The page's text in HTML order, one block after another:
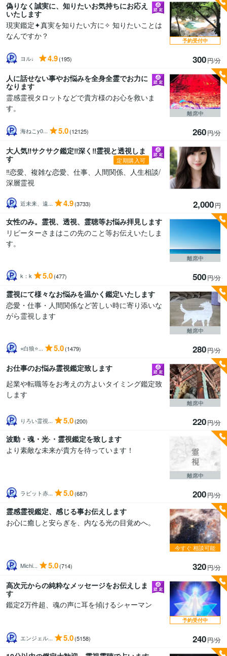
偽りなく誠実に、知りたいお気持ちにお応え
いたします
現実鑑定✦真実を知りたい方に✧ 知りたいことは
なんですか？
ヨル♩ 4.9(195) 300円/分
予約受付中
人に話せない事やお悩みを全身全霊でお力に
なります
霊感霊視タロットなどで貴方様のお心を救いま
す。
海ねこy0... 5.0(12125) 260円/分
離席中
大人気‼️サクサク鑑定‼️深く‼️霊視と透視しま
す
定期購入可
‼️恋愛、複雑な恋愛、仕事、人間関係、人生相談/
深層霊視
近未来、遠... 4.9(3733) 2,000円
女性のみ。霊視、透視、霊聴等お悩み拝見します
リピーターさまはこの先のこと等お伝えいたしま
す。
k：k 5.0(477) 500円/分
離席中
霊視にて様々なお悩みを温かく鑑定いたします
恋愛・仕事・人間関係など苦しい時に寄り添いな
がら霊視します
⭐︎白狼⭐... 5.0(1479) 280円/分
離席中
お仕事のお悩み霊視鑑定致します
起業や転職等をお考えの方よいタイミング鑑定致
します
りろい霊視... 5.0(200) 220円/分
離席中
波動・魂・光·・霊視鑑定を致します
より素敵な未来が貴方を待っています！
ラビット赤... 5.0(687) 200円/分
離席中
霊感霊視鑑定、感じる事お伝えします
お心に癒しと安らぎを、内なる光の目覚めへ。
Michi... 5.0(714) 320円/分
今すぐ 相談可能
高次元からの純粋なメッセージをお伝えしま
す
鑑定2万件超、魂の声に耳を傾けるシャーマン
エンジェル... 5.0(5158) 240円/分
予約受付中